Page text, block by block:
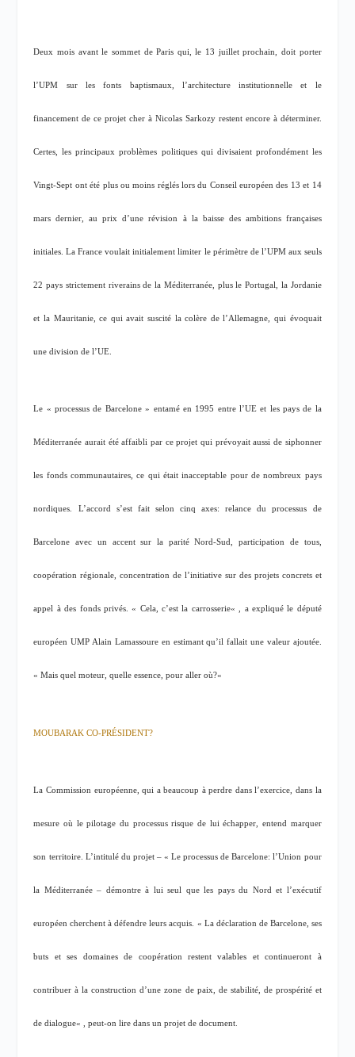
Deux mois avant le sommet de Paris qui, le 13 juillet prochain, doit porter
l’UPM sur les fonts baptismaux, l’architecture institutionnelle et le
financement de ce projet cher à Nicolas Sarkozy restent encore à déterminer.
Certes, les principaux problèmes politiques qui divisaient profondément les
Vingt-Sept ont été plus ou moins réglés lors du Conseil européen des 13 et 14
mars dernier, au prix d’une révision à la baisse des ambitions françaises
initiales. La France voulait initialement limiter le périmètre de l’UPM aux seuls
22 pays strictement riverains de la Méditerranée, plus le Portugal, la Jordanie
et la Mauritanie, ce qui avait suscité la colère de l’Allemagne, qui évoquait
une division de l’UE.
Le «processus de Barcelone» entamé en 1995 entre l’UE et les pays de la
Méditerranée aurait été affaibli par ce projet qui prévoyait aussi de siphonner
les fonds communautaires, ce qui était inacceptable pour de nombreux pays
nordiques. L’accord s’est fait selon cinq axes: relance du processus de
Barcelone avec un accent sur la parité Nord-Sud, participation de tous,
coopération régionale, concentration de l’initiative sur des projets concrets et
appel à des fonds privés. « Cela, c’est la carrosserie« , a expliqué le député
européen UMP Alain Lamassoure en estimant qu’il fallait une valeur ajoutée.
«Mais quel moteur, quelle essence, pour aller où?«
MOUBARAK CO-PRÉSIDENT?
La Commission européenne, qui a beaucoup à perdre dans l’exercice, dans la
mesure où le pilotage du processus risque de lui échapper, entend marquer
son territoire. L’intitulé du projet – « Le processus de Barcelone: l’Union pour
la Méditerranée – démontre à lui seul que les pays du Nord et l’exécutif
européen cherchent à défendre leurs acquis. « La déclaration de Barcelone, ses
buts et ses domaines de coopération restent valables et continueront à
contribuer à la construction d’une zone de paix, de stabilité, de prospérité et
de dialogue« , peut-on lire dans un projet de document.